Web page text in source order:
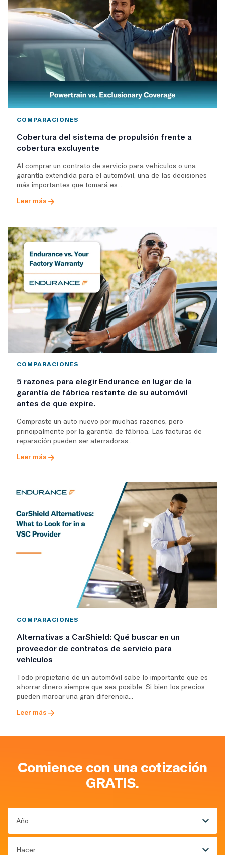
COMPARACIONES
Cobertura del sistema de propulsión frente a
cobertura excluyente
Al comprar un contrato de servicio para vehículos o una
garantía extendida para el automóvil, una de las decisiones
más importantes que tomará es...
Leer más
COMPARACIONES
5 razones para elegir Endurance en lugar de la
garantía de fábrica restante de su automóvil
antes de que expire.
Compraste un auto nuevo por muchas razones, pero
principalmente por la garantía de fábrica. Las facturas de
reparación pueden ser aterradoras...
Leer más
COMPARACIONES
Alternativas a CarShield: Qué buscar en un
proveedor de contratos de servicio para
vehículos
Todo propietario de un automóvil sabe lo importante que es
ahorrar dinero siempre que sea posible. Si bien los precios
pueden marcar una gran diferencia...
Leer más
Comience con una cotización
GRATIS.
Año
Hacer